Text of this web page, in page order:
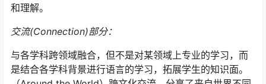
和理解。
交流(Connection)部分：
与各学科跨领域融合，但不是对某领域上专业的学习，而
是结合各学科背景进行语言的学习，拓展学生的知识面。